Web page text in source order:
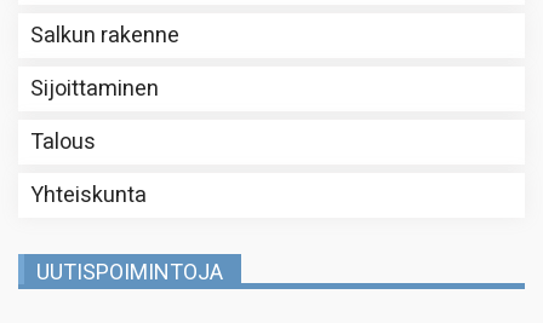
Salkun rakenne
Sijoittaminen
Talous
Yhteiskunta
UUTISPOIMINTOJA